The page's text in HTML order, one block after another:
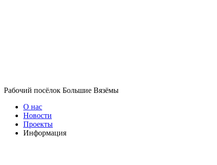
Рабочий посёлок Большие Вязёмы
О нас
Новости
Проекты
Информация